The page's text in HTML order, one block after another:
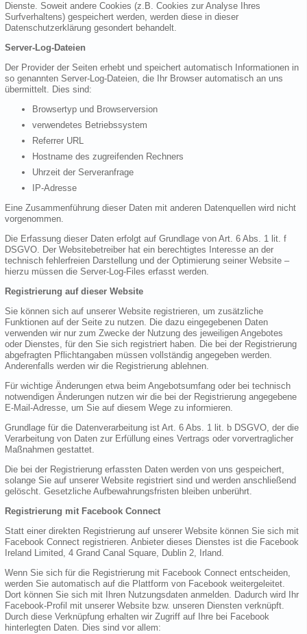
Dienste. Soweit andere Cookies (z.B. Cookies zur Analyse Ihres
Surfverhaltens) gespeichert werden, werden diese in dieser
Datenschutzerklärung gesondert behandelt.
Server-Log-Dateien
Der Provider der Seiten erhebt und speichert automatisch Informationen in
so genannten Server-Log-Dateien, die Ihr Browser automatisch an uns
übermittelt. Dies sind:
Browsertyp und Browserversion
verwendetes Betriebssystem
Referrer URL
Hostname des zugreifenden Rechners
Uhrzeit der Serveranfrage
IP-Adresse
Eine Zusammenführung dieser Daten mit anderen Datenquellen wird nicht
vorgenommen.
Die Erfassung dieser Daten erfolgt auf Grundlage von Art. 6 Abs. 1 lit. f
DSGVO. Der Websitebetreiber hat ein berechtigtes Interesse an der
technisch fehlerfreien Darstellung und der Optimierung seiner Website –
hierzu müssen die Server-Log-Files erfasst werden.
Registrierung auf dieser Website
Sie können sich auf unserer Website registrieren, um zusätzliche
Funktionen auf der Seite zu nutzen. Die dazu eingegebenen Daten
verwenden wir nur zum Zwecke der Nutzung des jeweiligen Angebotes
oder Dienstes, für den Sie sich registriert haben. Die bei der Registrierung
abgefragten Pflichtangaben müssen vollständig angegeben werden.
Anderenfalls werden wir die Registrierung ablehnen.
Für wichtige Änderungen etwa beim Angebotsumfang oder bei technisch
notwendigen Änderungen nutzen wir die bei der Registrierung angegebene
E-Mail-Adresse, um Sie auf diesem Wege zu informieren.
Grundlage für die Datenverarbeitung ist Art. 6 Abs. 1 lit. b DSGVO, der die
Verarbeitung von Daten zur Erfüllung eines Vertrags oder vorvertraglicher
Maßnahmen gestattet.
Die bei der Registrierung erfassten Daten werden von uns gespeichert,
solange Sie auf unserer Website registriert sind und werden anschließend
gelöscht. Gesetzliche Aufbewahrungsfristen bleiben unberührt.
Registrierung mit Facebook Connect
Statt einer direkten Registrierung auf unserer Website können Sie sich mit
Facebook Connect registrieren. Anbieter dieses Dienstes ist die Facebook
Ireland Limited, 4 Grand Canal Square, Dublin 2, Irland.
Wenn Sie sich für die Registrierung mit Facebook Connect entscheiden,
werden Sie automatisch auf die Plattform von Facebook weitergeleitet.
Dort können Sie sich mit Ihren Nutzungsdaten anmelden. Dadurch wird Ihr
Facebook-Profil mit unserer Website bzw. unseren Diensten verknüpft.
Durch diese Verknüpfung erhalten wir Zugriff auf Ihre bei Facebook
hinterlegten Daten. Dies sind vor allem: